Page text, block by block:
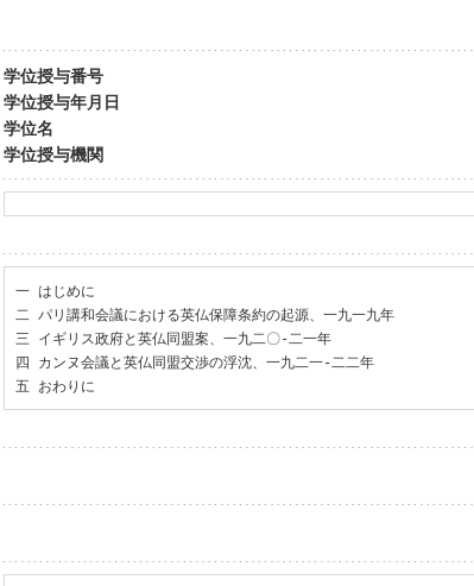
学位授与番号
学位授与年月日
学位名
学位授与機関
一 はじめに
二 パリ講和会議における英仏保障条約の起源、一九一九年
三 イギリス政府と英仏同盟案、一九二〇-二一年
四 カンヌ会議と英仏同盟交渉の浮沈、一九二一-二二年
五 おわりに